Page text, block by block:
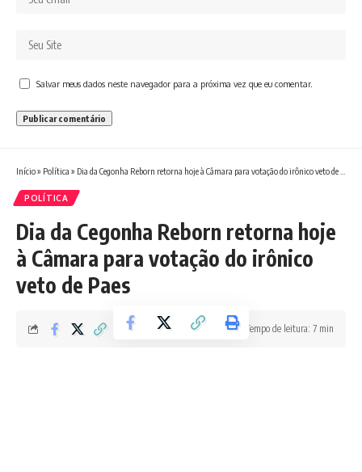
Salvar meus dados neste navegador para a próxima vez que eu comentar.
Início» Política » Dia da Cegonha Reborn retorna hoje à Câmara para votação do irônico veto de Paes
POLÍTICA
Dia da Cegonha Reborn retorna hoje
à Câmara para votação do irônico
veto de Paes
Tempo de leitura: 7 min